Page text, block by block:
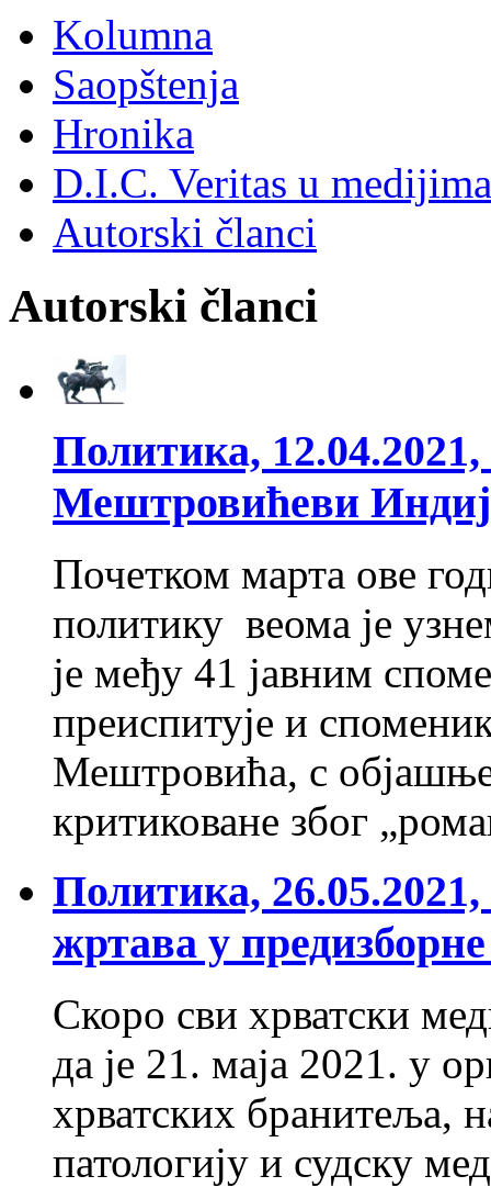
Kolumna
Saopštenja
Hronika
D.I.C. Veritas u medijima
Autorski članci
Autorski članci
Политика,
Мештровићеви
Почетком марта ове
политику веома је
је међу 41 јавним
преиспитује и
Мештровића, с
критиковане због
Политика,
жртава у
Скоро сви хрватски
да је 21. маја 2021. у
хрватских бранитеља,
патологију и судску